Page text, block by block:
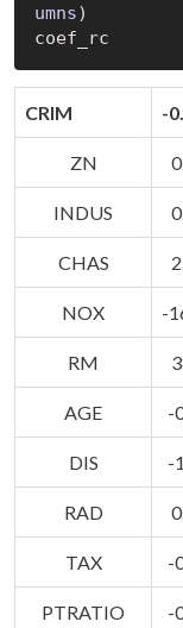
umns)
CRIM -
ZN
INDUS
CHAS
NOX -
RM
AGE -
DIS -
RAD
TAX -
PTRATIO -